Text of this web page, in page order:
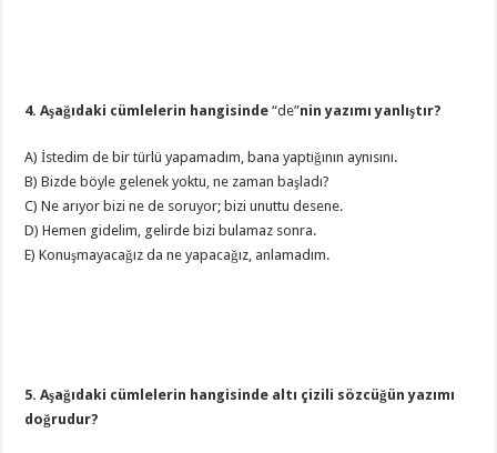
4. Aşağıdaki cümlelerin hangisinde “de”nin yazımı yanlıştır?
A) İstedim de bir türlü yapamadım, bana yaptığının aynısını.
B) Bizde böyle gelenek yoktu, ne zaman başladı?
C) Ne arıyor bizi ne de soruyor; bizi unuttu desene.
D) Hemen gidelim, gelirde bizi bulamaz sonra.
E) Konuşmayacağız da ne yapacağız, anlamadım.
5. Aşağıdaki cümlelerin hangisinde altı çizili sözcüğün yazımı
doğrudur?